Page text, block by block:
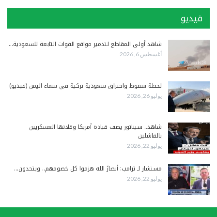
فيديو
شاهد أولى المقاطع لتدمير مواقع القوات التابعة للسعودية…
أغسطس 6, 2026
لحظة سقوط واحتراق سعودية تركية في سماء اليمن (فيديو)
يوليو 26, 2026
شاهد.. سيناتور يصف قيادة أمريكا وقادتها العسكريين
بالفاشلين
يوليو 22, 2026
مستشار لـ ترامب: أنصارُ الله هزموا كل خصومهم.. ويتحدون…
يوليو 22, 2026